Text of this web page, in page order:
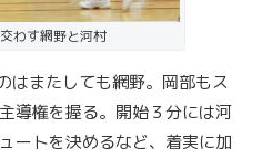
わす網野と河村
はまたしても網野。岡部もス
導権を握る。開始３分には河
ートを決めるなど、着実に加